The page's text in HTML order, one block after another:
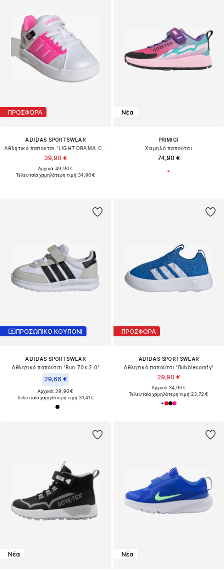
ΠΡΟΣΦΟΡΑ
ADIDAS SPORTSWEAR
39,90 €
Αρχικά: 49,90 €
Τελευταία χαμηλότερη τιμή:34,90 €
Νέα
PRIMIGI
Χαμηλό παπούτσι
74,90 €
ΠΡΟΣΩΠΙΚΟ ΚΟΥΠΟΝΙ
ADIDAS SPORTSWEAR
Αθλητικό παπούτσι 'Run 70s 2.0'
29,66 €
Αρχικά: 39,90 €
Τελευταία χαμηλότερη τιμή:31,41 €
ΠΡΟΣΦΟΡΑ
ADIDAS SPORTSWEAR
Αθλητικό παπούτσι 'Bubblecomfy'
29,90 €
Αρχικά: 34,90 €
Τελευταία χαμηλότερη τιμή:23,72 €
Νέα Νέα